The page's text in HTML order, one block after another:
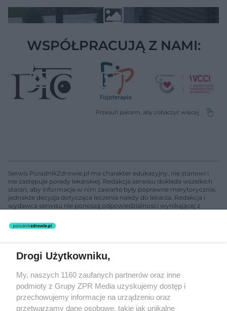
WSPÓŁPRACUJĄ Z NAMI:
Serwis PoradnikZdrowie.pl ma charakter edukacyjny, nie stanowi i
nie zastępuje porady lekarskiej. Redakcja serwisu dokłada wszelkich
starań, aby informacje w nim zawarte były poprawne merytorycznie,
jednakże decyzja dotycząca leczenia należy do lekarza. Redakcja i
wydawca serwisu nie ponoszą odpowiedzialności wynikającej z
nie prowadzi działalności leczniczej polegającej na udzielaniu
świadczeń zdrowotnych w rozumieniu art. 3 ust 1 ustawy o
Żaden utwór zamieszczony w serwisie nie może być powielany i
rozpowszechniany lub dalej rozpowszechniany w jakikolwiek sposób
(w tym także elektroniczny lub mechaniczny) na jakimkolwiek polu
eksploatacji w jakiejkolwiek formie, włącznie z umieszczaniem w
Internecie bez pisemnej zgody właściciela praw. Jakiekolwiek użycie
Drogi Użytkowniku,
My, naszych 1160 zaufanych partnerów oraz inne
podmioty z Grupy ZPR Media uzyskujemy dostęp i
przechowujemy informacje na urządzeniu oraz
przetwarzamy dane osobowe, takie jak unikalne